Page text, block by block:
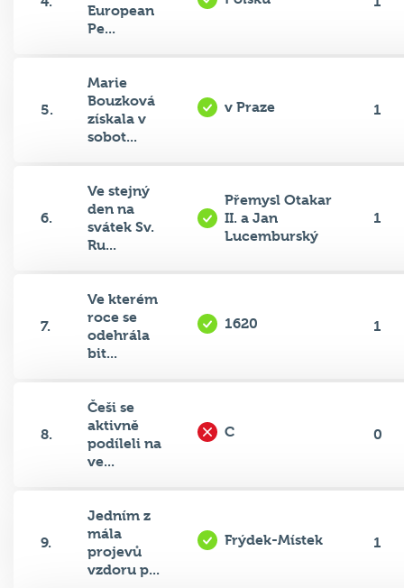
European
Pe...
5.
Marie
Bouzková
získala v
sobot...
v Praze 1
6.
Ve stejný
den na
svátek Sv.
Ru...
Přemysl Otakar
II. a Jan
Lucemburský
1
7.
Ve kterém
roce se
odehrála
bit...
1620 1
8.
Češi se
aktivně
podíleli na
ve...
C 0
9.
Jedním z
mála
projevů
vzdoru p...
Frýdek-Místek 1